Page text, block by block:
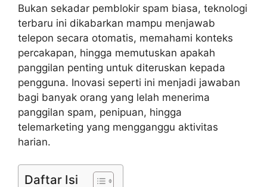
Bukan sekadar pemblokir spam biasa, teknologi
terbaru ini dikabarkan mampu menjawab
telepon secara otomatis, memahami konteks
percakapan, hingga memutuskan apakah
panggilan penting untuk diteruskan kepada
pengguna. Inovasi seperti ini menjadi jawaban
bagi banyak orang yang lelah menerima
panggilan spam, penipuan, hingga
telemarketing yang mengganggu aktivitas
harian.
Daftar Isi